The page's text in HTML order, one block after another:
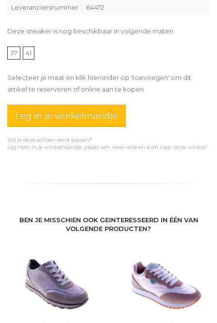
Leveranciersnummer 64472
Deze sneaker is nog beschikbaar in volgende maten:
37 41
Selecteer je maat en klik hieronder op 'toevoegen' om dit
artikel te reserveren of online aan te kopen.
Leg in je winkelmandje
Wil je deze schoen eerst passen?
Leg hem in je winkelmandje, plaats een reservatie en kom naar onze winkel!
BEN JE MISSCHIEN OOK GEINTERESSEERD IN ÉÉN VAN
VOLGENDE PRODUCTEN?